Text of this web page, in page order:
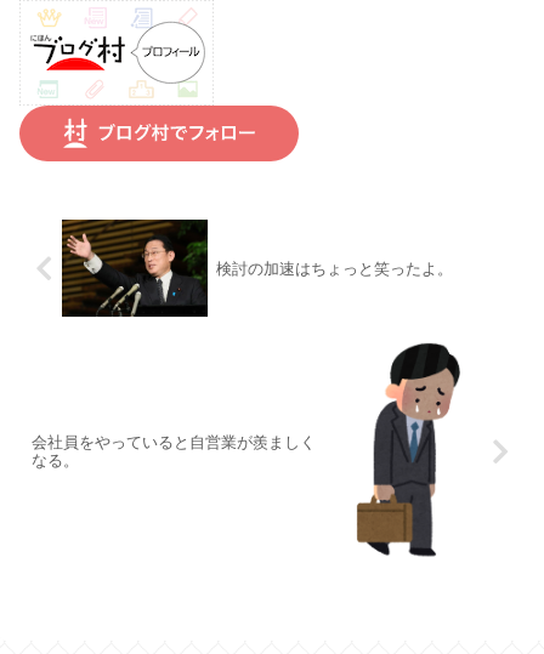
検討の加速はちょっと笑ったよ。
会社員をやっていると自営業が羨ましく
なる。